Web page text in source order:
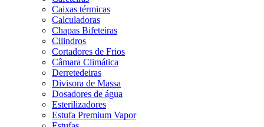
Caixas térmicas
Calculadoras
Chapas Bifeteiras
Cilindros
Cortadores de Frios
Câmara Climática
Derretedeiras
Divisora de Massa
Dosadores de água
Esterilizadores
Estufa Premium Vapor